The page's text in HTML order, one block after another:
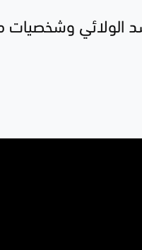
الولائي وشخصيات